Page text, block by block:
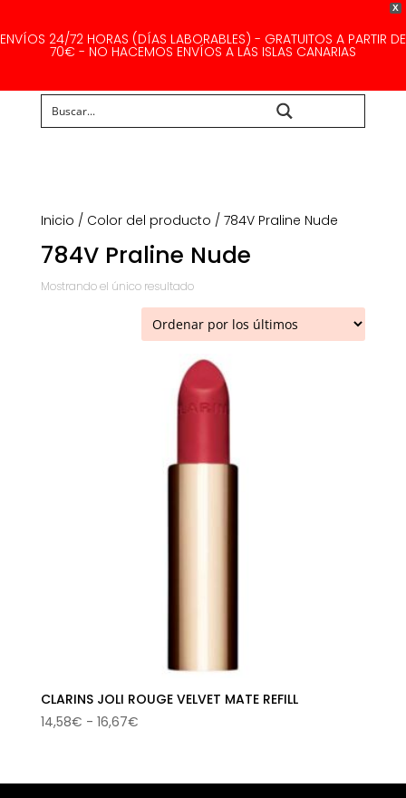
X
ENVÍOS 24/72 HORAS (DÍAS LABORABLES) - GRATUITOS A PARTIR DE
70€ - NO HACEMOS ENVÍOS A LAS ISLAS CANARIAS
Inicio / Color del producto / 784V Praline Nude
784V Praline Nude
Mostrando el único resultado
CLARINS JOLI ROUGE VELVET MATE REFILL
14,58€ - 16,67€Rango
desde